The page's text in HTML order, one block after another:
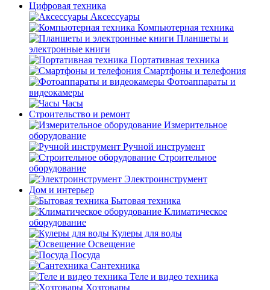
Цифровая техника
Аксессуары
Компьютерная техника
Планшеты и
электронные книги
Портативная техника
Смартфоны и телефония
Фотоаппараты и
видеокамеры
Часы
Строительство и ремонт
Измерительное
оборудование
Ручной инструмент
Строительное
оборудование
Электроинструмент
Дом и интерьер
Бытовая техника
Климатическое
оборудование
Кулеры для воды
Освещение
Посуда
Сантехника
Теле и видео техника
Хозтовары